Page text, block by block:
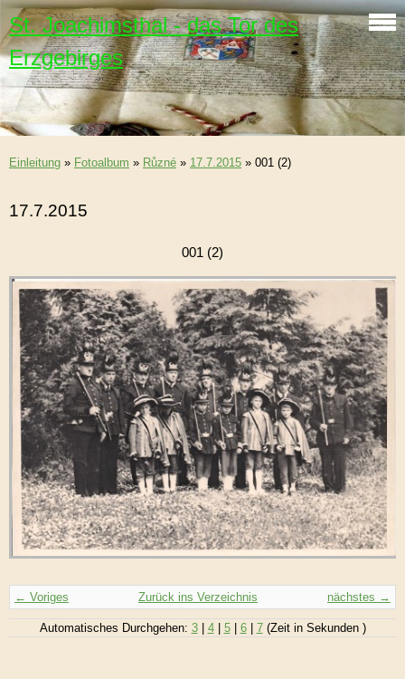
St. Joachimsthal - das Tor des
Erzgebirges
Einleitung » Fotoalbum » Různé » 17.7.2015 » 001 (2)
17.7.2015
001 (2)
← Voriges nächstes →
Zurück ins Verzeichnis
Automatisches Durchgehen: 3| 4| 5| 6| 7(Zeit in Sekunden )